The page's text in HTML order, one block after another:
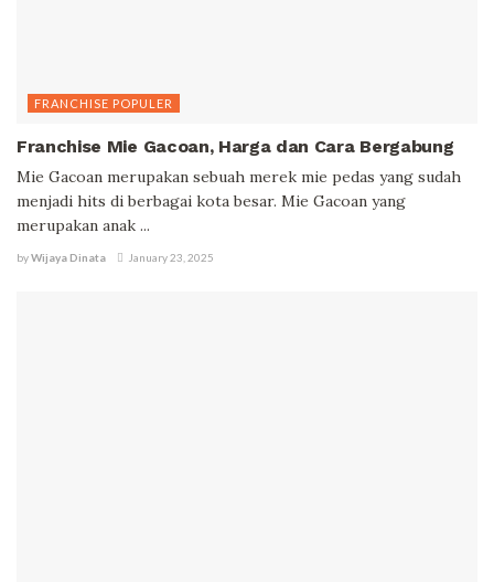
FRANCHISE POPULER
Franchise Mie Gacoan, Harga dan Cara Bergabung
Mie Gacoan merupakan sebuah merek mie pedas yang sudah
menjadi hits di berbagai kota besar. Mie Gacoan yang
merupakan anak ...
byWijaya Dinata January 23, 2025